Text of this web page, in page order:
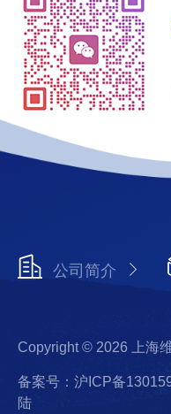
公司简介
Copyright © 2026 上海
备案号：沪ICP备
陆